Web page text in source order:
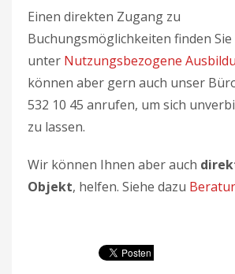
Einen direkten Zugang zu
Buchungsmöglichkeiten finden Sie
unter Nutzungsbezogene
können aber gern auch unser
532 10 45 anrufen, um sich
zu lassen.
Wir können Ihnen aber auch
Objekt, helfen. Siehe dazu